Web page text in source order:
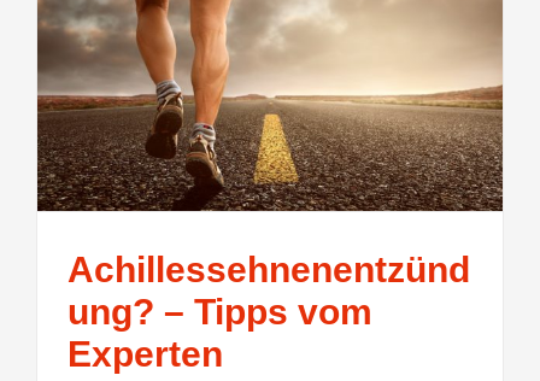
Achillessehnenentzünd
ung? – Tipps vom
Experten